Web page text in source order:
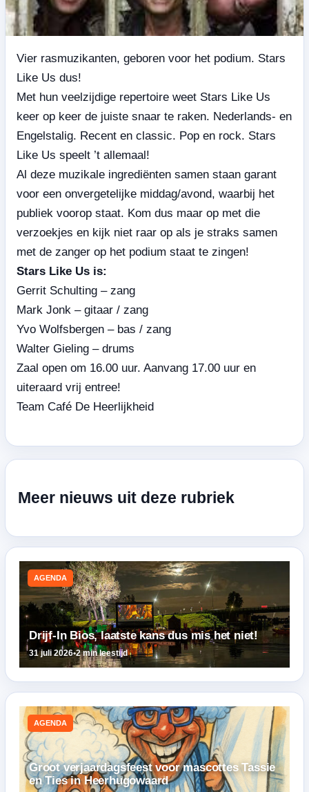
Vier rasmuzikanten, geboren voor het podium. Stars
Like Us dus!
Met hun veelzijdige repertoire weet Stars Like Us
keer op keer de juiste snaar te raken. Nederlands- en
Engelstalig. Recent en classic. Pop en rock. Stars
Like Us speelt ’t allemaal!
Al deze muzikale ingrediënten samen staan garant
voor een onvergetelijke middag/avond, waarbij het
publiek voorop staat. Kom dus maar op met die
verzoekjes en kijk niet raar op als je straks samen
met de zanger op het podium staat te zingen!
Stars Like Us is:
Gerrit Schulting – zang
Mark Jonk – gitaar / zang
Yvo Wolfsbergen – bas / zang
Walter Gieling – drums
Zaal open om 16.00 uur. Aanvang 17.00 uur en
uiteraard vrij entree!
Team Café De Heerlijkheid
Meer nieuws uit deze rubriek
AGENDA
Drijf-In Bios, laatste kans dus mis het niet!
31 juli 2026•2 min leestijd
AGENDA
Groot verjaardagsfeest voor mascottes Tassie
en Ties in Heerhugowaard